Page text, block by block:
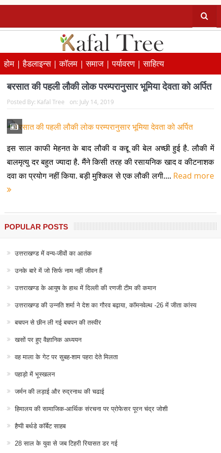
होम |हैडलाइन्स |कॉलम |समाज |पर्यावरण |साहित्य
बरसात की पहली लौकी लोक परम्परानुसार भूमिया देवता को अर्पित
Posted By: Kafal Tree on: July 14, 2019
इस साल काफी मेहनत के बाद लौकी व कद्दू की बेल अच्छी हुई है. लौकी में
बालमृत्यु दर बहुत ज्यादा है. मैंने किसी तरह की रसायनिक खाद व कीटनाशक
दवा का प्रयोग नहीं किया. बड़ी मुश्किल से एक लौकी लगी.... Read more
POPULAR POSTS
उत्तराखण्ड में वन्य-जीवों का आतंक
उनके बारे में जो सिर्फ नाम नहीं जीवन हैं
उत्तराखण्ड के आयुष के हाथ में दिल्ली की रणजी टीम की कमान
उत्तराखण्ड की उन्नति शर्मा ने देश का गौरव बढ़ाया, कॉमनवेल्थ -26 में जीता कांस्य
बचपन से छीन ली गई बचपन की तस्वीर
खसों पर हुए वैज्ञानिक अध्ययन
वह माला के गेट पर सुबह-शाम पहरा देते मिलता
पहाड़ो में भूस्खलन
जर्मन की लड़ाई और रुद्रनाथ की चढाई
हिमालय की सामाजिक-आर्थिक संरचना पर प्रोफेसर पूरन चंद्र जोशी
हैप्पी बर्थडे कॉर्बेट साहब
28 साल के युवा से जब टिहरी रियासत डर गई